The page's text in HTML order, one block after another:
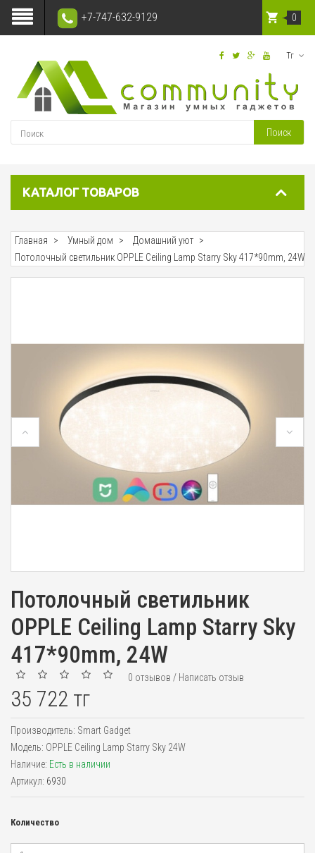
+7-747-632-9129
Тг
Поиск
0
КАТАЛОГ ТОВАРОВ
Главная Умный дом
Домашний уют
Потолочный светильник OPPLE Ceiling Lamp Starry Sky 417*90mm, 24W
Потолочный светильник
OPPLE Ceiling Lamp Starry Sky
417*90mm, 24W
0 отзывов / Написать отзыв
35 722 тг
Производитель: Smart Gadget
Модель: OPPLE Ceiling Lamp Starry Sky 24W
Наличие: Есть в наличии
Артикул: 6930
Количество